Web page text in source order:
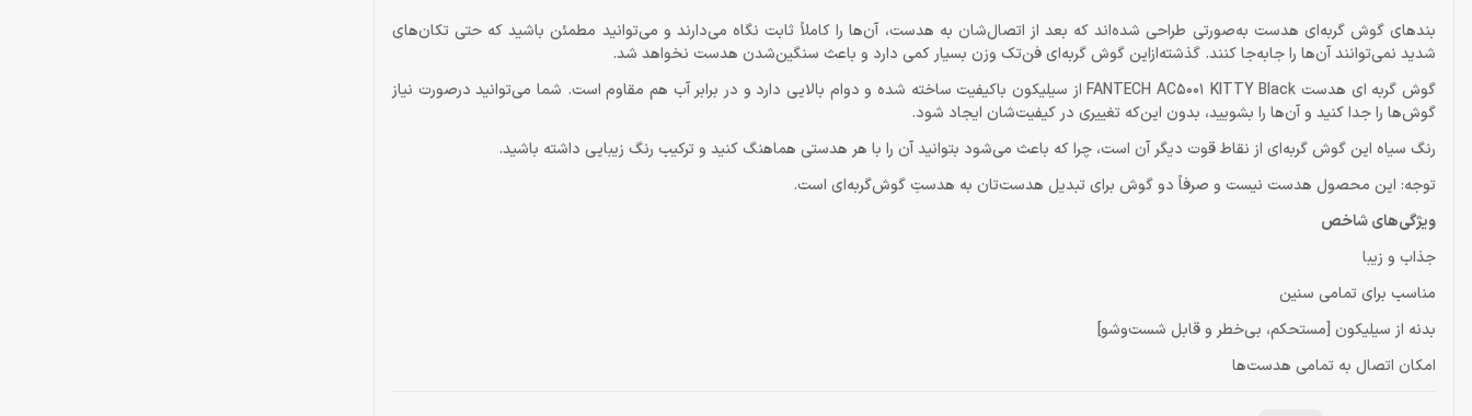
بندهای گوش گربه‌ای هدست به‌صورتی طراحی شده‌اند که بعد از اتصال‌شان به هدست، آن‌ها را کاملاً ثابت نگاه می‌دارند و می‌توانید مطمئن باشید که حتی تکان‌های
شدید نمی‌توانند آن‌ها را جابه‌جا کنند. گذشته‌ازاین گوش گربه‌ای فن‌تک وزن بسیار کمی دارد و باعث سنگین‌شدن هدست نخواهد شد.
گوش گربه ای هدست FANTECH AC5001 KITTY Black از سیلیکون باکیفیت ساخته شده و دوام بالایی دارد و در برابر آب هم مقاوم است. شما می‌توانید درصورت نیاز
گوش‌ها را جدا کنید و آن‌ها را بشویید، بدون این‌که تغییری در کیفیت‌شان ایجاد شود‌.
رنگ سیاه این گوش گربه‌ای از نقاط قوت دیگر آن است، چرا که باعث می‌شود بتوانید آن را با هر هدستی هماهنگ کنید و ترکیب رنگ زیبایی داشته باشید.
توجه: این محصول هدست نیست و صرفاً دو گوش برای تبدیل هدست‌تان به هدستِ گوش‌گربه‌ای است.
ویژگی‌های شاخص
جذاب و زیبا
مناسب برای تمامی سنین
بدنه از سیلیکون [مستحکم، بی‌خطر و قابل شست‌وشو]
امکان اتصال به تمامی هدست‌ها